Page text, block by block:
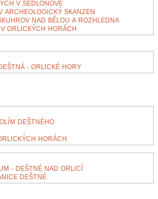
V SEDLOŇOVĚ
ARCHEOLOGICKÝ SKANZEN
NAD BĚLOU A ROZHLEDNA
ORLICKÝCH HORÁCH
- ORLICKÉ HORY
DEŠTNÉHO
HORÁCH
- DEŠTNÉ NAD ORLICÍ
DEŠTNÉ